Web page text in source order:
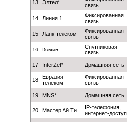
13 Элтел*
связь
14 Линия 1
Фиксированная
связь
15 Ланк-телеком
Фиксированная
связь
16 Комин
Спутниковая
связь
17 InterZet* Домашняя сеть
18
Евразия-
телеком
Фиксированная
связь
19 MNS* Домашняя сеть
20 Мастер Ай Ти
IP-телефония,
интернет-доступ